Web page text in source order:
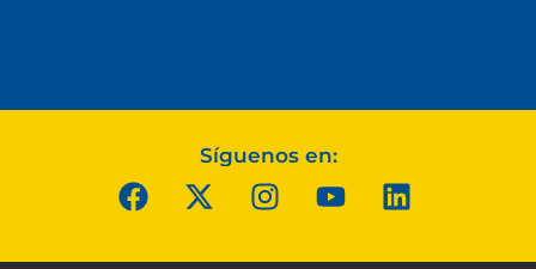
Síguenos en: